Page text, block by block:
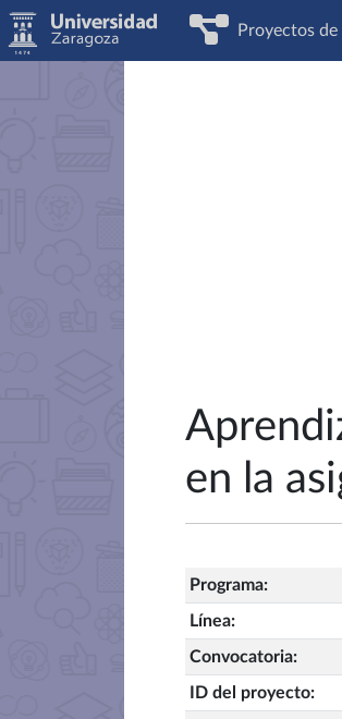
Proyectos
en la
Programa:
Línea:
Convocatoria:
ID del proyecto: